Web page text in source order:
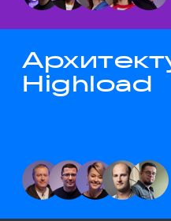
Highload